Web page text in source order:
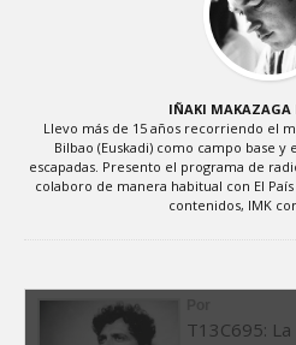
IÑAKI MAKAZAGA
Llevo más de 15 años recorriendo el
Bilbao (Euskadi) como campo base
escapadas. Presento el programa de
colaboro de manera habitual con El
contenidos, IMK